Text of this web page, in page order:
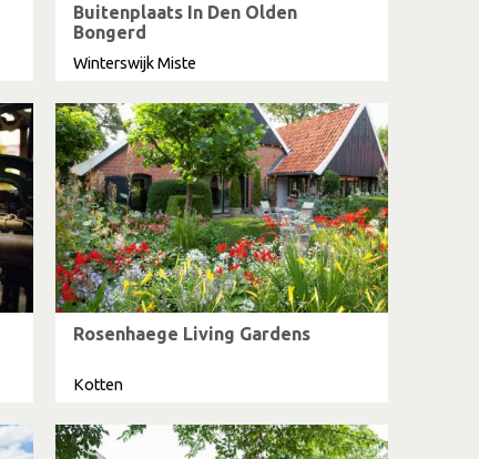
Buitenplaats In Den Olden
Bongerd
Winterswijk Miste
Rosenhaege Living Gardens
Kotten